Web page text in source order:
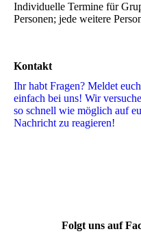
Individuelle Termine für
Personen; jede weitere
Kontakt
Ihr habt Fragen? Meldet euch
einfach bei uns! Wir
so schnell wie möglich auf
Nachricht zu reagieren!
Folgt uns auf